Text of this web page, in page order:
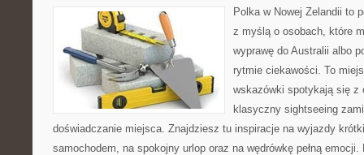
Polka w Nowej Zelandii to
z myślą o osobach, które
wyprawę do Australii albo
rytmie ciekawości. To
wskazówki spotykają się z
klasyczny sightseeing
doświadczanie miejsca. Znajdziesz tu inspiracje na wyjazdy
samochodem, na spokojny urlop oraz na wędrówkę pełną